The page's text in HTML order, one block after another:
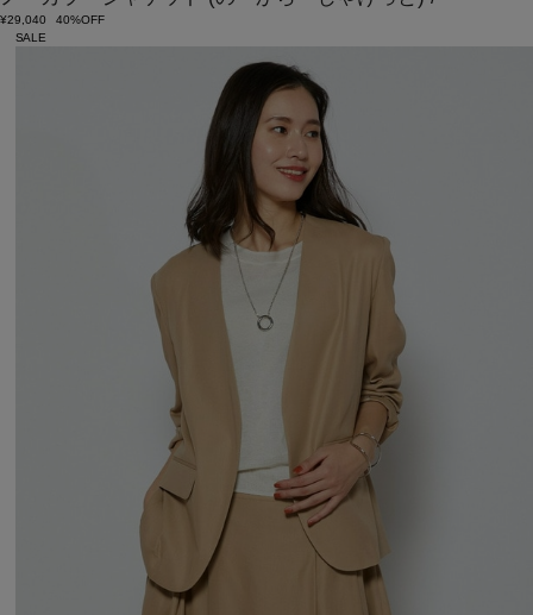
¥29,040
40%OFF
SALE